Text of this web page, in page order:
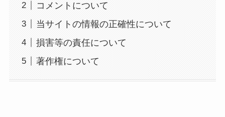
コメントについて
当サイトの情報の正確性について
損害等の責任について
著作権について